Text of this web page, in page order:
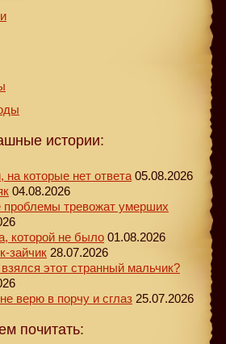
истории:
на которые нет ответа 05.08.2026
04.08.2026
тревожат умерших
которой не было 01.08.2026
зайчик 28.07.2026
этот странный мальчик?
верю в порчу и сглаз 25.07.2026
почитать: